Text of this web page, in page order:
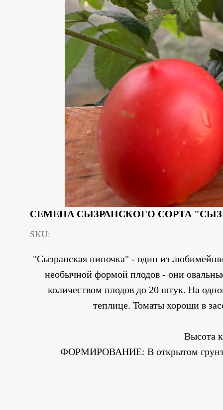
СЕМЕНА СЫЗРАНСКОГО СОРТА
SKU:
"Сызранская пипочка" - один из
необычной формой плодов - они
количеством плодов до 20 штук. На
теплице. Томаты хороши в
Высота
ФОРМИРОВАНИЕ: В открытом грунте